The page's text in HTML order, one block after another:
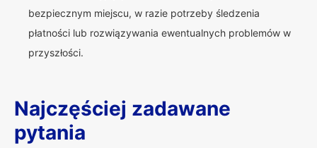
bezpiecznym miejscu, w razie potrzeby śledzenia
płatności lub rozwiązywania ewentualnych problemów w
przyszłości.
Najczęściej zadawane
pytania